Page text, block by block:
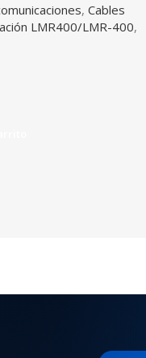
, Cables
LMR400/LMR-400,